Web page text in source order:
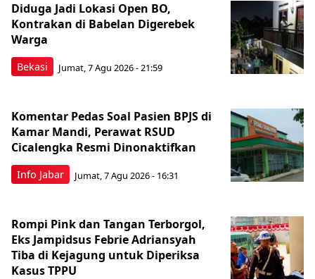
Bekasi
Diduga Jadi Lokasi Open BO,
Kontrakan di Babelan Digerebek
Warga
Jumat, 7 Agu 2026 - 21:59
Info Jabar
Komentar Pedas Soal Pasien BPJS di
Kamar Mandi, Perawat RSUD
Cicalengka Resmi Dinonaktifkan
Jumat, 7 Agu 2026 - 16:31
Rompi Pink dan Tangan Terborgol,
Eks Jampidsus Febrie Adriansyah
Tiba di Kejagung untuk Diperiksa
Kasus TPPU